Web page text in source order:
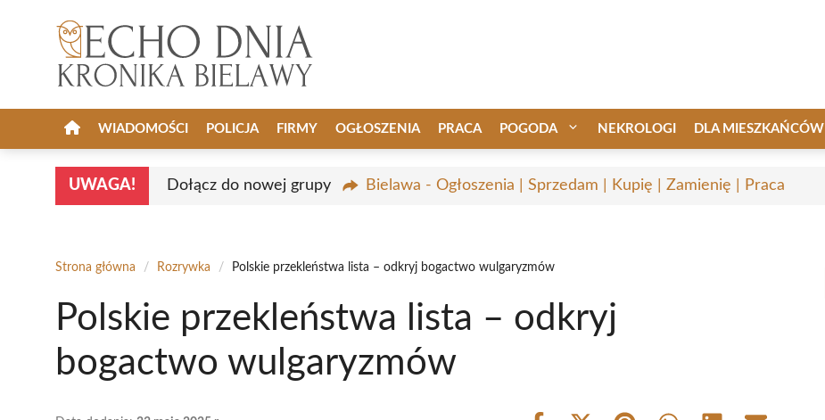
WIADOMOŚCI POLICJA FIRMY OGŁOSZENIA PRACA POGODA NEKROLOGI DLA MIESZKAŃCÓW
UWAGA! Dołącz do nowej grupy Bielawa - Ogłoszenia | Sprzedam | Kupię | Zamienię | Praca
Strona główna / Rozrywka / Polskie przekleństwa lista – odkryj bogactwo wulgaryzmów
Polskie przekleństwa lista – odkryj
bogactwo wulgaryzmów